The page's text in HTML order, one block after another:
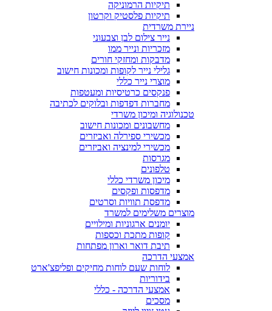
תיקיות הרמוניקה
תיקיות פלסטיק וקרטון
ניירת משרדית
נייר צילום לבן וצבעוני
מזכריות ונייר ממו
מדבקות ומחזקי חורים
גלילי נייר לקופות ומכונות חישוב
מוצרי נייר כללי
פנקסים כרטיסיות ומעטפות
מחברות דפדפות ובלוקים לכתיבה
טכנולוגיה ומיכון משרדי
מחשבונים ומכונות חישוב
מכשירי ספירלה ואביזרים
מכשירי למינציה ואביזרים
מגרסות
טלפונים
מיכון משרדי כללי
מדפסות ופקסים
מדפסת תוויות וסרטים
מוצרים משלימים למשרד
יומנים ארגוניות ומילויים
קופות מתכת וכספות
תיבת דואר וארון מפתחות
אמצעי הדרכה
לוחות שעם לוחות מחיקים ופליפצ'ארט
בידוריות
אמצעי הדרכה - כללי
מסכים